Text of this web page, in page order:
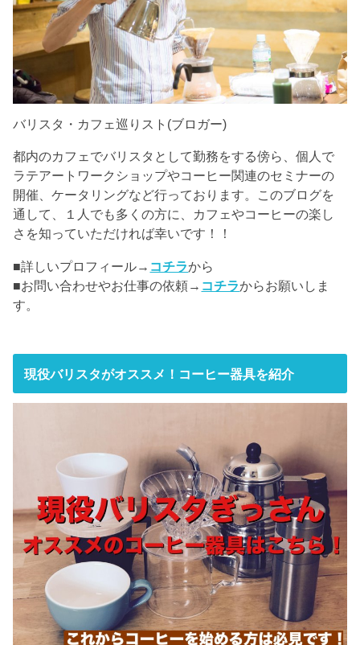
バリスタ・カフェ巡りスト(ブロガー)
都内のカフェでバリスタとして勤務をする傍ら、個人で
ラテアートワークショップやコーヒー関連のセミナーの
開催、ケータリングなど行っております。このブログを
通して、１人でも多くの方に、カフェやコーヒーの楽し
さを知っていただければ幸いです！！
■詳しいプロフィール→ コチラから
■お問い合わせやお仕事の依頼→ コチラからお願いしま
す。
現役バリスタがオススメ！コーヒー器具を紹介